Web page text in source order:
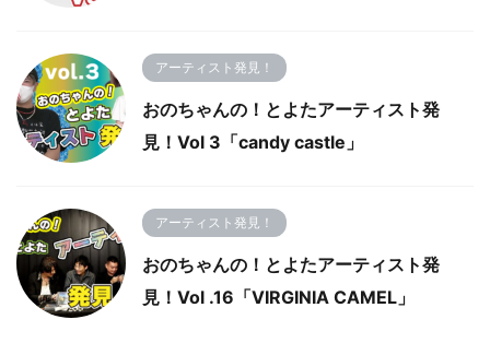
アーティスト発見！
おのちゃんの！とよたアーティスト発
見！Vol 3「candy castle」
アーティスト発見！
おのちゃんの！とよたアーティスト発
見！Vol .16「VIRGINIA CAMEL」